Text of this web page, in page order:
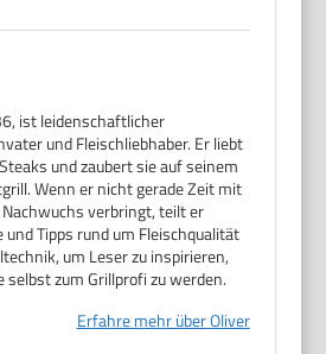
ist leidenschaftlicher
und Fleischliebhaber. Er liebt
und zaubert sie auf seinem
Wenn er nicht gerade Zeit mit
verbringt, teilt er
und Tipps rund um Fleischqualität
um Leser zu inspirieren,
selbst zum Grillprofi zu werden.
Erfahre mehr über Oliver